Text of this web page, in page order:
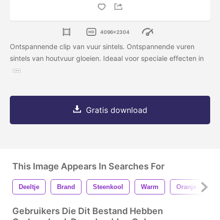
4096x2304
Ontspannende clip van vuur sintels. Ontspannende vuren
sintels van houtvuur gloeien. Ideaal voor speciale effecten in
Gratis download
This Image Appears In Searches For
Deeltje Brand Steenkool Warm Oranje
Gebruikers Die Dit Bestand Hebben